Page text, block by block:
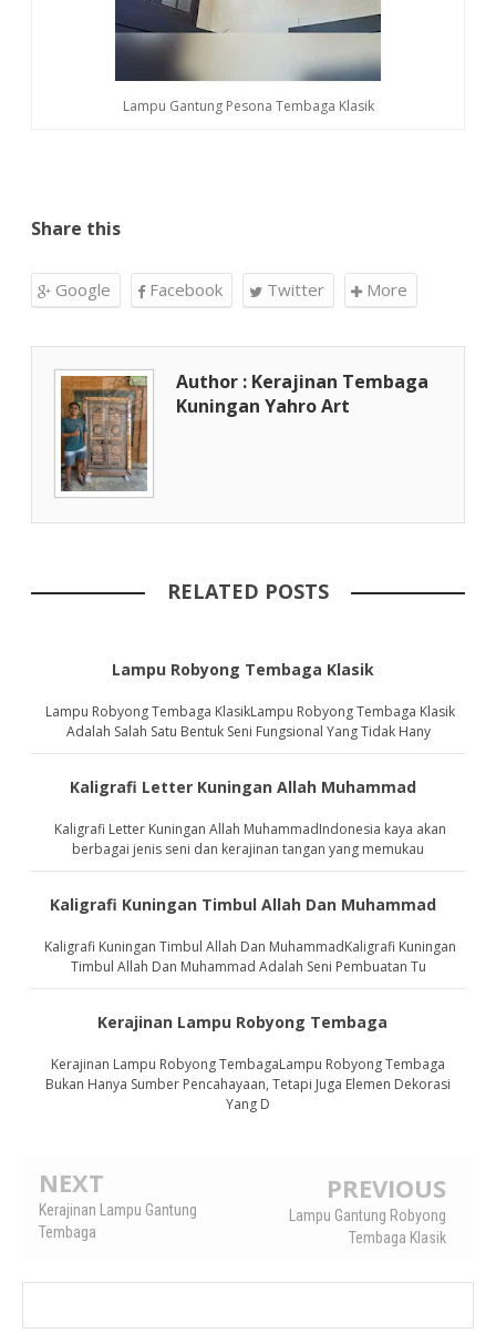
Lampu Gantung Pesona Tembaga Klasik
Share this
Google Facebook Twitter More
Author : Kerajinan Tembaga
Kuningan Yahro Art
RELATED POSTS
Lampu Robyong Tembaga Klasik
Lampu Robyong Tembaga KlasikLampu Robyong Tembaga Klasik
Adalah Salah Satu Bentuk Seni Fungsional Yang Tidak Hany
Kaligrafi Letter Kuningan Allah Muhammad
Kaligrafi Letter Kuningan Allah MuhammadIndonesia kaya akan
berbagai jenis seni dan kerajinan tangan yang memukau
Kaligrafi Kuningan Timbul Allah Dan Muhammad
Kaligrafi Kuningan Timbul Allah Dan MuhammadKaligrafi Kuningan
Timbul Allah Dan Muhammad Adalah Seni Pembuatan Tu
Kerajinan Lampu Robyong Tembaga
Kerajinan Lampu Robyong TembagaLampu Robyong Tembaga
Bukan Hanya Sumber Pencahayaan, Tetapi Juga Elemen Dekorasi
Yang D
NEXT
Kerajinan Lampu Gantung
Tembaga
PREVIOUS
Lampu Gantung Robyong
Tembaga Klasik